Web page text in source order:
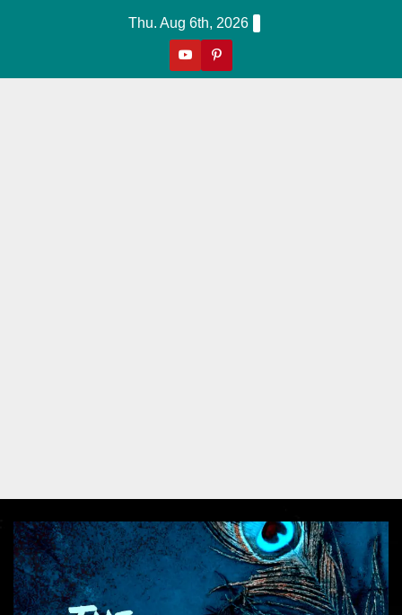
Thu. Aug 6th, 2026